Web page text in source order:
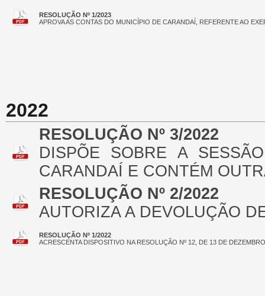
RESOLUÇÃO Nº 1/2023
APROVA AS CONTAS DO MUNICÍPIO DE CARANDAÍ, REFERENTE AO
2022
RESOLUÇÃO Nº 3/2022
DISPÕE SOBRE A
CARANDAÍ E CONTÉM
RESOLUÇÃO Nº 2/2022
AUTORIZA A DEVOLUÇÃO
RESOLUÇÃO Nº 1/2022
ACRESCENTA DISPOSITIVO NA RESOLUÇÃO Nº 12, DE 13 DE